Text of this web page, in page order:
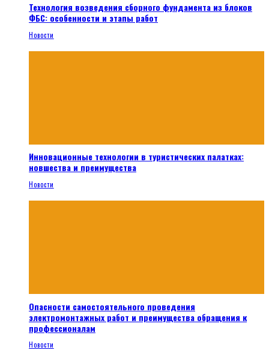
Технология возведения сборного фундамента из блоков
ФБС: особенности и этапы работ
Новости
Инновационные технологии в туристических палатках:
новшества и преимущества
Новости
Опасности самостоятельного проведения
электромонтажных работ и преимущества обращения к
профессионалам
Новости